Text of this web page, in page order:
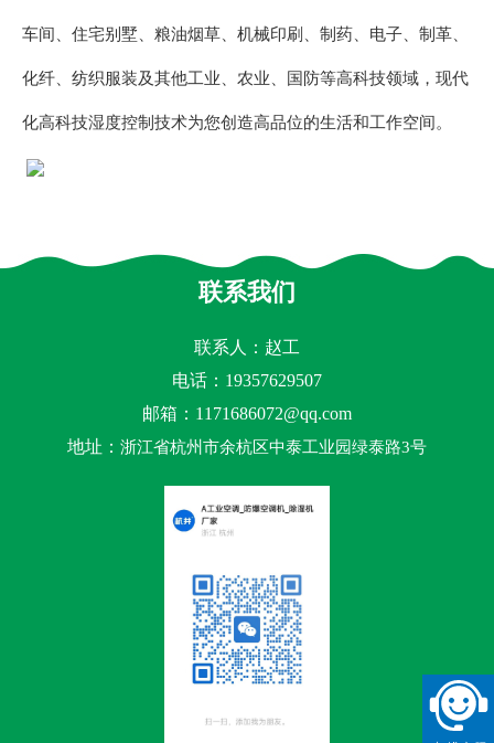
车间、住宅别墅、粮油烟草、机械印刷、制药、电子、制革、
化纤、纺织服装及其他工业、农业、国防等高科技领域，现代
化高科技湿度控制技术为您创造高品位的生活和工作空间。
联系我们
联系人：赵工
电话：19357629507
邮箱： 1171686072@qq.com
地址： 浙江省杭州市余杭区中泰工业园绿泰路3号